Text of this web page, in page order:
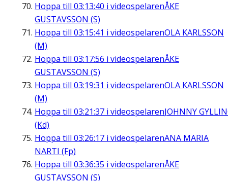
Hoppa till 03:13:40 i videospelarenÅKE
GUSTAVSSON (S)
Hoppa till 03:15:41 i videospelarenOLA KARLSSON
(M)
Hoppa till 03:17:56 i videospelarenÅKE
GUSTAVSSON (S)
Hoppa till 03:19:31 i videospelarenOLA KARLSSON
(M)
Hoppa till 03:21:37 i videospelarenJOHNNY
(Kd)
Hoppa till 03:26:17 i videospelarenANA MARIA
NARTI (Fp)
Hoppa till 03:36:35 i videospelarenÅKE
GUSTAVSSON (S)